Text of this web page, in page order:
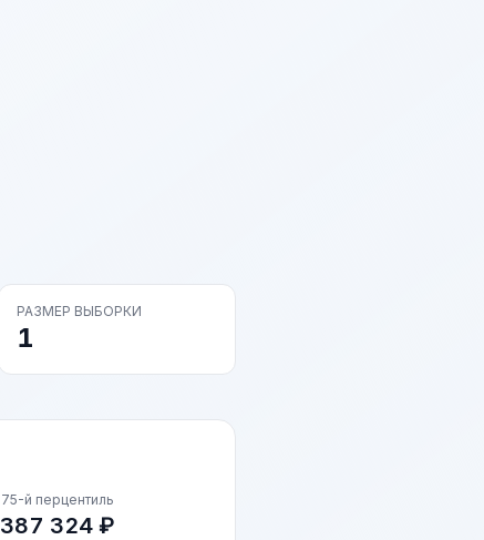
РАЗМЕР ВЫБОРКИ
1
75-й перцентиль
387 324 ₽